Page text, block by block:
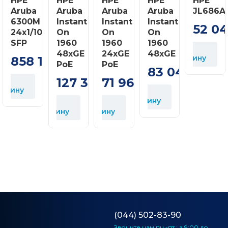
Aruba
6300M
24x1/10GE
SFP
858 160 грн
Aruba
Instant
On
1960
48xGE
PoE
127 360 грн
корзину
Aruba
Instant
On
1960
24xGE
PoE
71 960
корзину
Aruba
Instant
On
1960
48xGE
83 040
корзину
JL686A
52
В
корзину
(044) 502-83-90